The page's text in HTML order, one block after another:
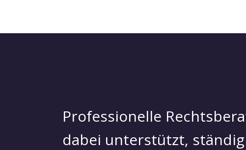
Professionelle
dabei unterstützt, ständig